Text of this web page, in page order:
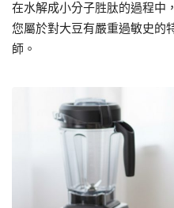
在水解成小分子胜肽的過程中
您屬於對大豆有嚴重過敏史的
師。